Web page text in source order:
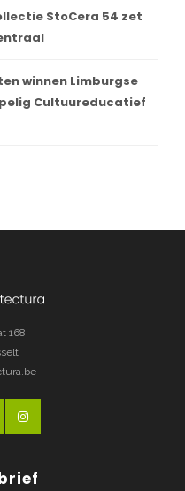
StoCera 54 zet
winnen Limburgse
Cultuureducatief
168